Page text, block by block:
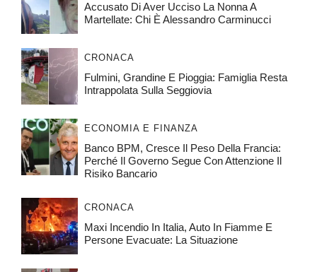
Accusato Di Aver Ucciso La Nonna A
Martellate: Chi È Alessandro Carminucci
CRONACA
Fulmini, Grandine E Pioggia: Famiglia Resta
Intrappolata Sulla Seggiovia
ECONOMIA E FINANZA
Banco BPM, Cresce Il Peso Della Francia:
Perché Il Governo Segue Con Attenzione Il
Risiko Bancario
CRONACA
Maxi Incendio In Italia, Auto In Fiamme E
Persone Evacuate: La Situazione